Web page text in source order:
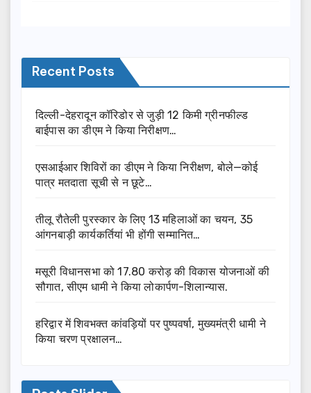
Recent Posts
दिल्ली-देहरादून कॉरिडोर से जुड़ी 12 किमी ग्रीनफील्ड
बाईपास का डीएम ने किया निरीक्षण…
एसआईआर शिविरों का डीएम ने किया निरीक्षण, बोले—कोई
पात्र मतदाता सूची से न छूटे…
तीलू रौतेली पुरस्कार के लिए 13 महिलाओं का चयन, 35
आंगनबाड़ी कार्यकर्तियां भी होंगी सम्मानित…
मसूरी विधानसभा को 17.80 करोड़ की विकास योजनाओं की
सौगात, सीएम धामी ने किया लोकार्पण-शिलान्यास.
हरिद्वार में शिवभक्त कांवड़ियों पर पुष्पवर्षा, मुख्यमंत्री धामी ने
किया चरण प्रक्षालन…